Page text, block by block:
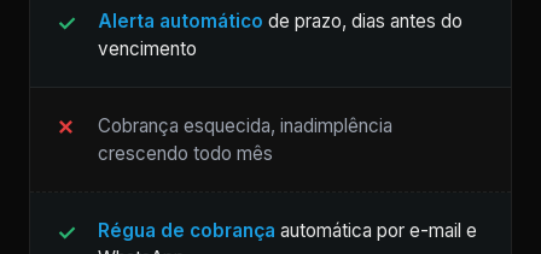
Alerta automático de prazo, dias antes do
vencimento
Cobrança esquecida, inadimplência
crescendo todo mês
Régua de cobrança automática por e-mail e